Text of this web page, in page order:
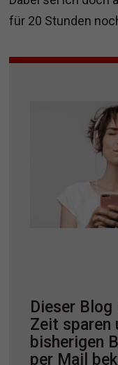
für 20 Stunden
Dieser
Zeit sparen
bisherigen
per Mail